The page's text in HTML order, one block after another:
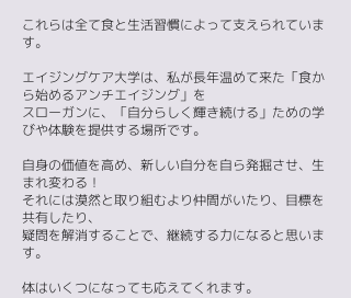
これらは全て食と生活習慣によって支えられていま
す。
エイジングケア大学は、 私が長年温めて来た「食か
ら始めるアンチエイジング」を
スローガンに、「自分らしく輝き続ける」ための学
びや体験を提供する場所です。
自身の価値を高め、新しい自分を自ら発掘させ、生
まれ変わる！
それには漠然と取り組むより仲間がいたり、目標を
共有したり、
疑問を解消することで、継続する力になると思いま
す。
体はいくつになっても応えてくれます。